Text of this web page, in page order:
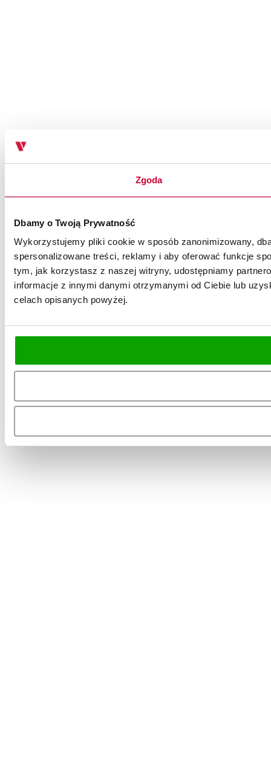
Zgoda
Dbamy o Twoją Prywatność
Wykorzystujemy pliki cookie w sposób zanonimizowany,
spersonalizowane treści, reklamy i aby oferować funkcje
tym, jak korzystasz z naszej witryny, udostępniamy
informacje z innymi danymi otrzymanymi od Ciebie lub
celach opisanych powyżej.